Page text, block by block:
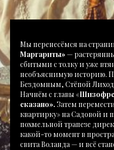
Мы перенесёмся на
Маргариты»—
сбитыми с толку и уже
необъяснимую историю.
Бездомным, Стёпой
Начнём с главы «
сказано». Затем
квартирку» на Садовой и
похмельной трапезе
какой-то момент в
свита Воланда — и всё